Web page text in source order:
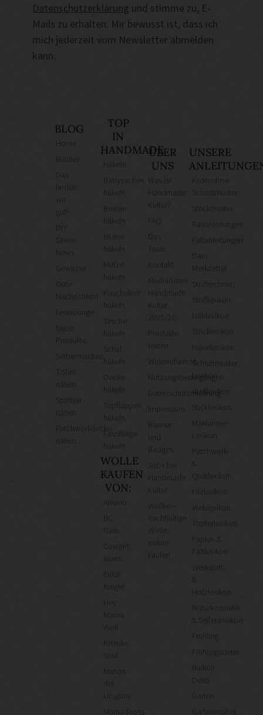
Datenschutzerklärung und stimme zu, E-
Mails zu erhalten. Mir bewusst ist, dass ich
mich jederzeit vom Newsletter abmelden
kann.
BLOG
finden
gut!
Gute
Nachrichten!
Leselounge
Neue
Produkte
Selbermachen
T-Shirt
Stofftier
Patchworkdecke
TOP
IN
HANDMADE
häkeln
häkeln
Mütze
häkeln
Kuscheltier
Tasche
häkeln
häkeln
Topflappen
häkeln
Fäustlinge
häkeln
WOLLE
KAUFEN
VON:
Cowgirl
Knight
Mama
Wolf
Kremke
Manos
Uruguay
Nomadnoss
ÜBER
UNS
Was ist
Kultur?
Das
Team
Kontakt
Mediadaten
Kultur
Produkte
testen
Widerrufsrecht
Nutzungsbedingungen
Datenschutzerklärung
Kultur
Wollke –
nachhaltige
kaufen
UNSERE
Kostenlose
Schnittmuster
Strickmuster
Bauanleitungen
Faltanleitungen
Merkzettel
Stoffrechner
Stofflexikon
Nählexikon
Stricklexikon
Häkellexikon
Schnittmuster-
Lexikon
Wolllexikon
Sticklexikon
Makramee-
Lexikon
Patchwork-
&
Quiltlexikon
Filzlexikon
Weblexikon
Töpferlexikon
Papier- &
Faltlexikon
Werkstatt-
&
Holzlexikon
Naturkosmetik-
& Seifenlexikon
Frühling
Frühlingsdeko
Deko
Garten
Gartenmöbel